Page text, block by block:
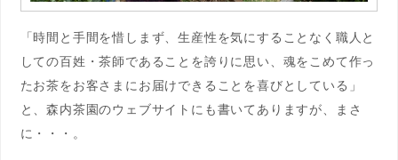
「時間と手間を惜しまず、生産性を気にすることなく職人と
しての百姓・茶師であることを誇りに思い、魂をこめて作っ
たお茶をお客さまにお届けできることを喜びとしている」
と、森内茶園のウェブサイトにも書いてありますが、まさ
に・・・。